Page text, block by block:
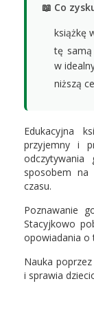
📖 Co
książkę
tę
w
niższą
Edukacyjna
przyjemny i
sposobem na
czasu.
Poznawanie
Stacyjkowo
opowiadania o
Nauka
i sprawia